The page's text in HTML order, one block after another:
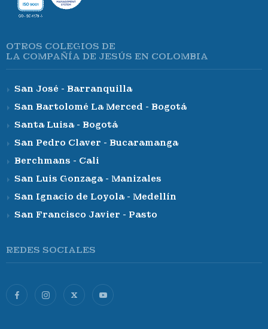
OTROS COLEGIOS DE
LA COMPAÑÍA DE JESÚS EN COLOMBIA
San José - Barranquilla
San Bartolomé La Merced - Bogotá
Santa Luisa - Bogotá
San Pedro Claver - Bucaramanga
Berchmans - Cali
San Luis Gonzaga - Manizales
San Ignacio de Loyola - Medellín
San Francisco Javier - Pasto
REDES SOCIALES
X